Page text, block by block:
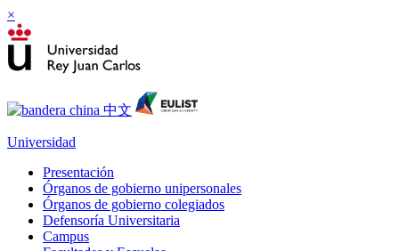
×
Universidad
Presentación
Órganos de gobierno unipersonales
Órganos de gobierno colegiados
Defensoría Universitaria
Campus